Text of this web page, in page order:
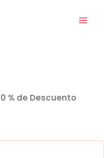
% de Descuento